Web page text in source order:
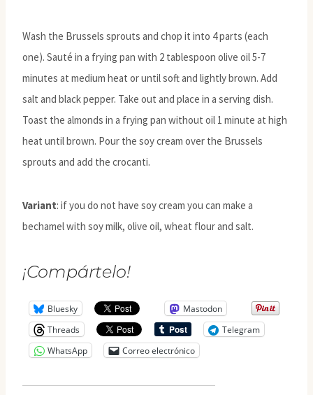
Wash the Brussels sprouts and chop it into 4 parts (each
one). Sauté in a frying pan with 2 tablespoon olive oil 5-7
minutes at medium heat or until soft and lightly brown. Add
salt and black pepper. Take out and place in a serving dish.
Toast the almonds in a frying pan without oil 1 minute at high
heat until brown. Pour the soy cream over the Brussels
sprouts and add the crocanti.
Variant: if you do not have soy cream you can make a
bechamel with soy milk, olive oil, wheat flour and salt.
¡Compártelo!
Bluesky
Mastodon
Threads
Telegram
WhatsApp
Correo electrónico